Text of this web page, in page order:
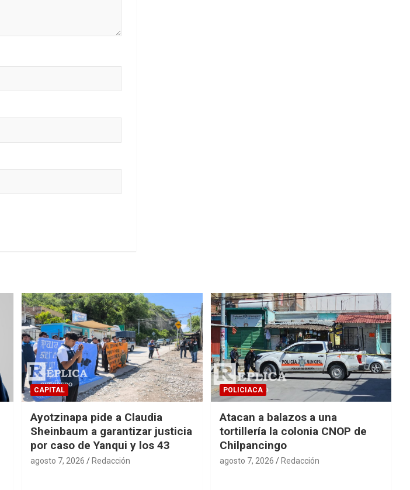
CAPITAL
Ayotzinapa pide a Claudia
Sheinbaum a garantizar justicia
por caso de Yanqui y los 43
agosto 7, 2026 Redacción
POLICIACA
Atacan a balazos a una
tortillería la colonia CNOP de
Chilpancingo
agosto 7, 2026 Redacción